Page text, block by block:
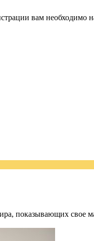
вам необходимо
показывающих